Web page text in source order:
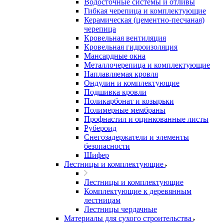
Водосточные системы и отливы
Гибкая черепица и комплектующие
Керамическая (цементно-песчаная)
черепица
Кровельная вентиляция
Кровельная гидроизоляция
Мансардные окна
Металлочерепица и комплектующие
Наплавляемая кровля
Ондулин и комплектующие
Подшивка кровли
Поликарбонат и козырьки
Полимерные мембраны
Профнастил и оцинкованные листы
Рубероид
Снегозадержатели и элементы
безопасности
Шифер
Лестницы и комплектующие
Лестницы и комплектующие
Комплектующие к деревянным
лестницам
Лестницы чердачные
Материалы для сухого строительства